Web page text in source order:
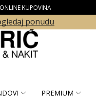
KUPOVINA
ponudu
PREMIUM